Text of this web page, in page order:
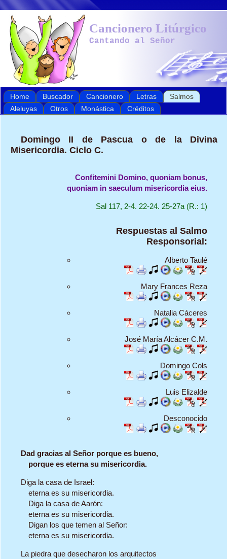
Cancionero Litúrgico
Cantando al Señor
Home Buscador Cancionero Letras
Salmos
Aleluyas
Otros Monástica Créditos
Domingo II de Pascua o de la Divina
Misericordia. Ciclo C.
Confitemini Domino, quoniam bonus,
Sal 117, 2-4. 22-24. 25-27a (R.: 1)
Respuestas al Salmo
Responsorial:
Alberto Taulé
Mary Frances Reza
Natalia Cáceres
José María Alcácer C.M.
Domingo Cols
Luis Elizalde
Desconocido
Dad gracias al Señor porque es bueno,
porque es eterna su misericordia.
Diga la casa de Israel:
eterna es su misericordia.
Diga la casa de Aarón:
eterna es su misericordia.
Digan los que temen al Señor:
eterna es su misericordia.
La piedra que desecharon los arquitectos